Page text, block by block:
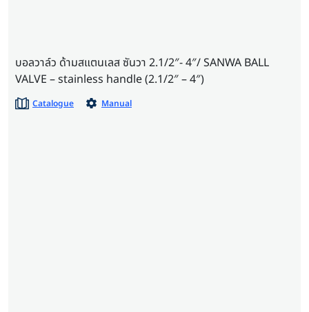
บอลวาล์ว ด้ามสแตนเลส ซันวา 2.1/2″- 4″/ SANWA BALL
VALVE – stainless handle (2.1/2″ – 4″)
Catalogue Manual